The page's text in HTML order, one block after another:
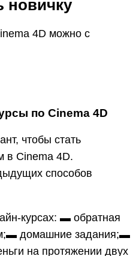
новичку
4D можно с
по Cinema 4D
чтобы стать
в Cinema 4D.
способов
курсах: ▬ обратная
домашние задания;▬
на протяжении двух